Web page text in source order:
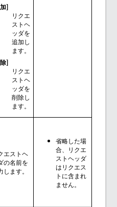
]
リクエ
ストヘ
ッダを
追加し
ます。
]
リクエ
ストヘ
ッダを
削除し
ます。
エストヘ
の名前を
します。
省略した場
合、リクエ
ストヘッダ
はリクエス
トに含まれ
ません。